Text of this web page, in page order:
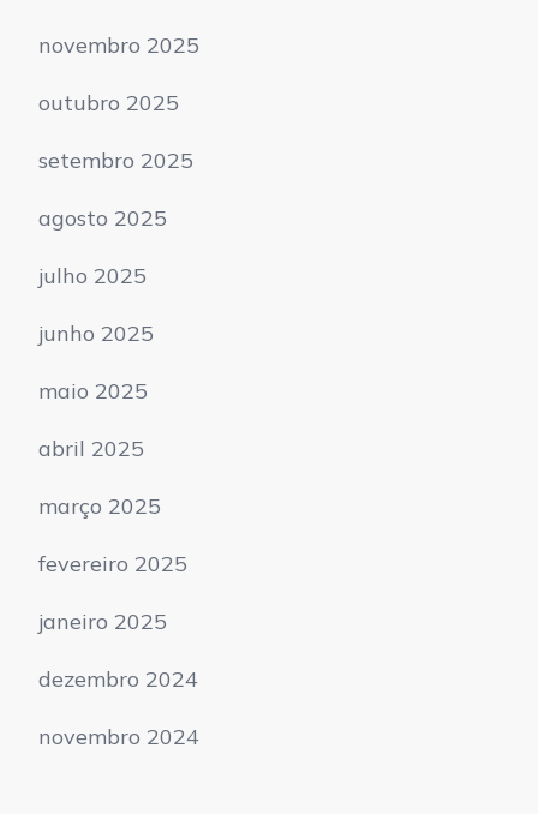
novembro 2025
outubro 2025
setembro 2025
agosto 2025
julho 2025
junho 2025
maio 2025
abril 2025
março 2025
fevereiro 2025
janeiro 2025
dezembro 2024
novembro 2024